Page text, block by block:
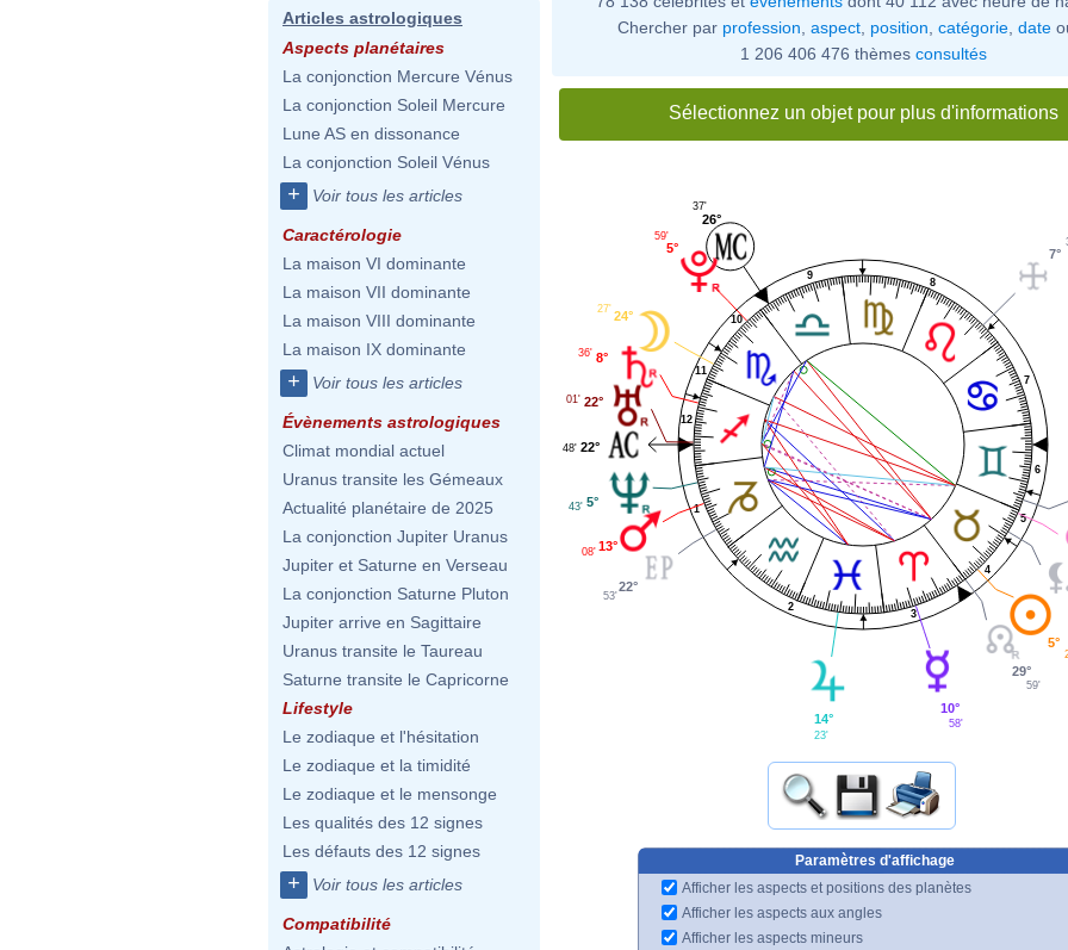
Articles astrologiques
Aspects planétaires
La conjonction Mercure Vénus
La conjonction Soleil Mercure
Lune AS en dissonance
La conjonction Soleil Vénus
+ Voir tous les articles
Caractérologie
La maison VI dominante
La maison VII dominante
La maison VIII dominante
La maison IX dominante
+ Voir tous les articles
Évènements astrologiques
Climat mondial actuel
Uranus transite les Gémeaux
Actualité planétaire de 2025
La conjonction Jupiter Uranus
Jupiter et Saturne en Verseau
La conjonction Saturne Pluton
Jupiter arrive en Sagittaire
Uranus transite le Taureau
Saturne transite le Capricorne
Lifestyle
Le zodiaque et l'hésitation
Le zodiaque et la timidité
Le zodiaque et le mensonge
Les qualités des 12 signes
Les défauts des 12 signes
+ Voir tous les articles
Compatibilité
Chercher par profession aspect position catégorie date
1 206 406 476 thèmes consultés
Sélectionnez un objet pour plus d'informations
1
2
3
4
5
6
7
8
9
10
11
12
7°
26°
37'
5°
59'
24°
27'
8°
36'
22°
01'
22°
48'
5°
43'
13°
08'
22°
53'
14°
23'
10°
58'
29°
59'
5°
Paramètres d'affichage
Afficher les aspects et positions des planètes
Afficher les aspects aux angles
Afficher les aspects mineurs